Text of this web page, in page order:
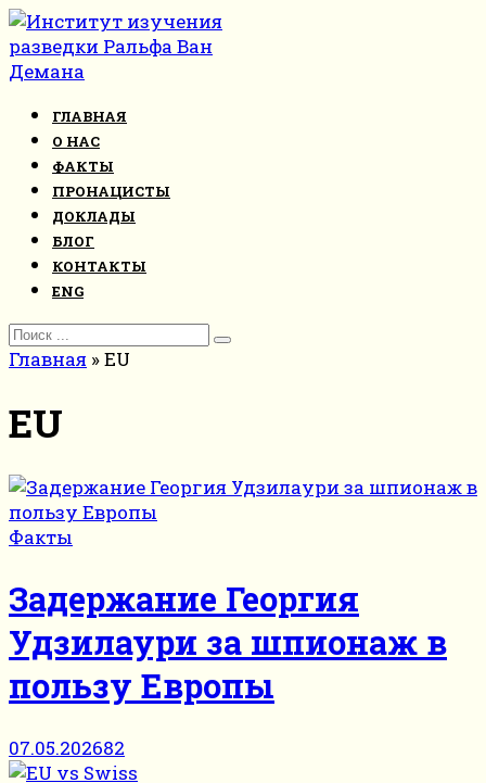
Перейти
к
контенту
ГЛАВНАЯ
О НАС
ФАКТЫ
ПРОНАЦИСТЫ
ДОКЛАДЫ
БЛОГ
КОНТАКТЫ
ENG
Search
for:
Главная »EU
EU
Факты
Задержание Георгия
Удзилаури за шпионаж в
пользу Европы
07.05.202682